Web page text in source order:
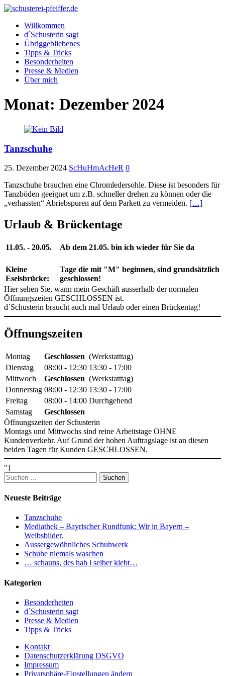
Willkommen
d´Schusterin sagt
Übriggebliebenes
Tipps & Tricks
Besonderheiten
Presse & Medien
Über mich
Monat: Dezember 2024
Tanzschuhe
25. Dezember 2024 ScHuHmAcHeR 0
Tanzschuhe brauchen eine Chromledersohle. Diese ist besonders für
Tanzböden geeignet um z.B. schneller drehen zu können oder die
„verhassten“ Abriebspuren auf dem Parkett zu vermeiden. […]
Urlaub & Brückentage
11.05. - 20.05. Ab dem 21.05. bin ich wieder für Sie da
Kleine
Eselsbrücke:
Tage die mit "M" beginnen, sind grundsätzlich
geschlossen!
Hier sehen Sie, wann mein Geschäft ausserhalb der normalen
Öffnungszeiten GESCHLOSSEN ist.
d´Schusterin braucht auch mal Urlaub oder einen Brückentag!
Öffnungszeiten
Montag Geschlossen (Werkstatttag)
Dienstag
08:00 - 12:30 13:30 - 17:00
Mittwoch
Geschlossen (Werkstatttag)
Donnerstag 08:00 - 12:30 13:30 - 17:00
Freitag
08:00 - 14:00 Durchgehend
Samstag
Geschlossen
Öffnungszeiten der Schusterin
Montags und Mittwochs sind reine Arbeitstage OHNE
Kundenverkehr. Auf Grund der hohen Auftragslage ist an diesen
beiden Tagen für Kunden GESCHLOSSEN.
"]
Suchen
nach:
Neueste Beiträge
Tanzschuhe
Mediathek – Bayrischer Rundfunk: Wir in Bayern –
Weibsbilder.
Aussergewöhnliches Schuhwerk
Schuhe niemals waschen
… schauns, des hab i selber klebt…
Kategorien
Besonderheiten
d´Schusterin sagt
Presse & Medien
Tipps & Tricks
Kontakt
Datenschutzerklärung DSGVO
Impressum
Privatsphäre-Einstellungen ändern